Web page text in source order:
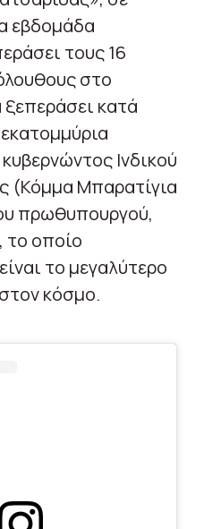
εβδομάδα
τους 16
στο
κατά
Ινδικού
(Κόμμα Μπαρατίγια
πρωθυπουργού,
το οποίο
το μεγαλύτερο
κόσμο.